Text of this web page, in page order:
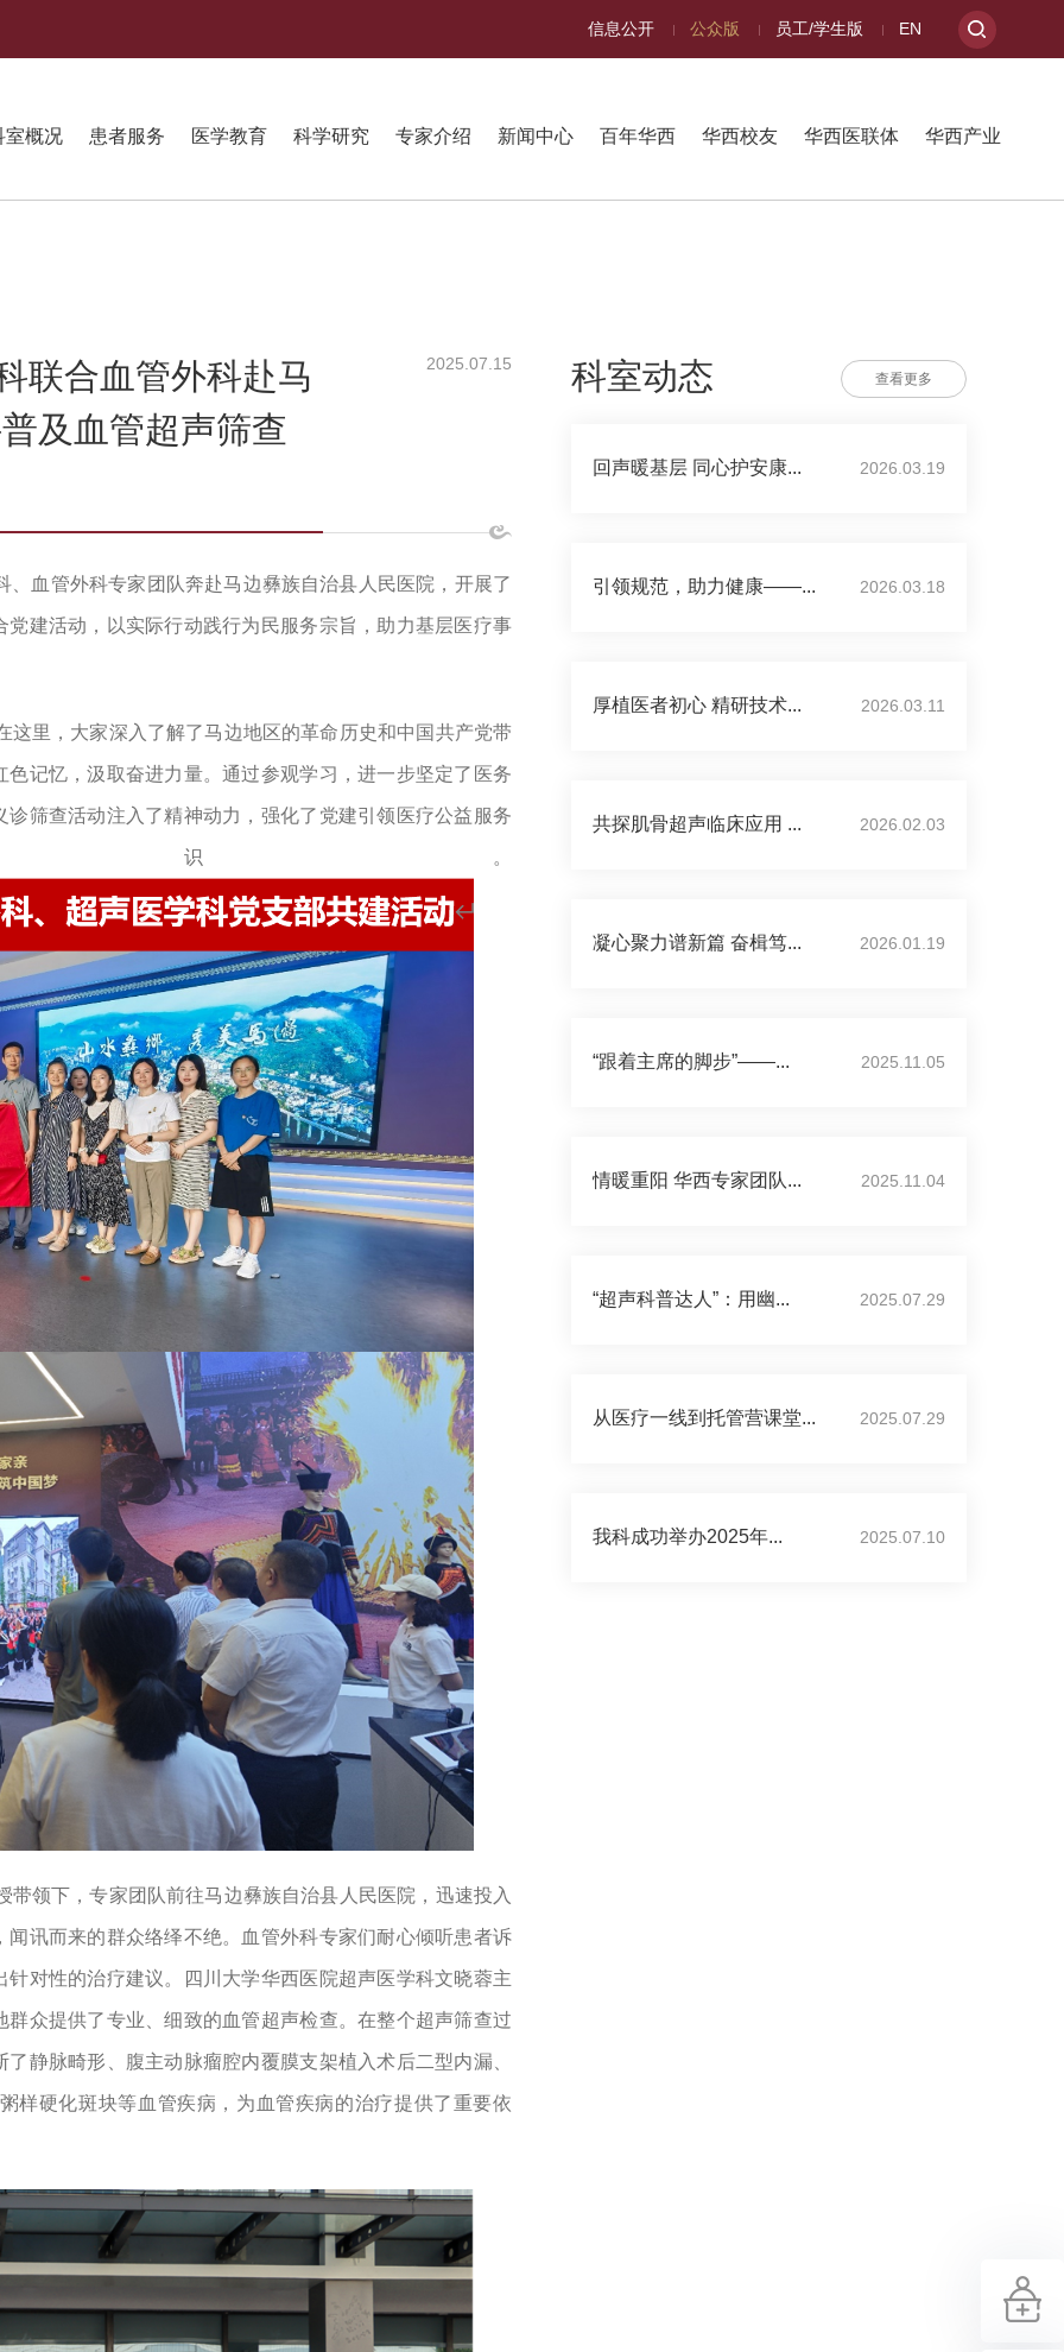
信息公开 公众版 员工/学生版 EN
室概况 患者服务 医学教育 科学研究 专家介绍 新闻中心 百年华西 华西校友 华西医联体 华西产业
联合血管外科赴马
及血管超声筛查
2025.07.15
、血管外科专家团队奔赴马边彝族自治县人民医院，开展了
建活动，以实际行动践行为民服务宗旨，助力基层医疗事
里，大家深入了解了马边地区的革命历史和中国共产党带
记忆，汲取奋进力量。通过参观学习，进一步坚定了医务
筛查活动注入了精神动力，强化了党建引领医疗公益服务
识。
领下，专家团队前往马边彝族自治县人民医院，迅速投入
讯而来的群众络绎不绝。血管外科专家们耐心倾听患者诉
对性的治疗建议。四川大学华西医院超声医学科文晓蓉主
众提供了专业、细致的血管超声检查。在整个超声筛查过
静脉畸形、腹主动脉瘤腔内覆膜支架植入术后二型内漏、
样硬化斑块等血管疾病，为血管疾病的治疗提供了重要依
科室动态 查看更多
回声暖基层 同心护安康... 2026.03.19
引领规范，助力健康——... 2026.03.18
厚植医者初心 精研技术... 2026.03.11
共探肌骨超声临床应用 ... 2026.02.03
凝心聚力谱新篇 奋楫笃... 2026.01.19
“跟着主席的脚步”——... 2025.11.05
情暖重阳 华西专家团队... 2025.11.04
“超声科普达人”：用幽... 2025.07.29
从医疗一线到托管营课堂... 2025.07.29
我科成功举办2025年... 2025.07.10